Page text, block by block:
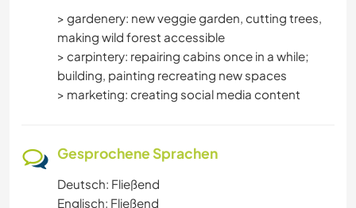
> gardenery: new veggie garden, cutting trees,
making wild forest accessible
> carpintery: repairing cabins once in a while;
building, painting recreating new spaces
> marketing: creating social media content
Gesprochene Sprachen
Deutsch: Fließend
Englisch: Fließend